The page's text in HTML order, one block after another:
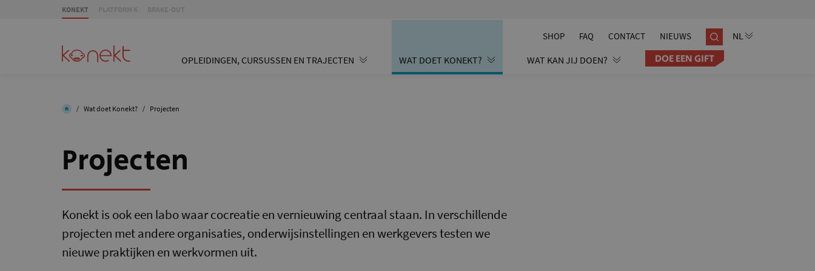
KONEKT
SHOP FAQ CONTACT NIEUWS
OPLEIDINGEN, CURSUSSEN EN TRAJECTEN WAT DOET KONEKT? WAT KAN JIJ DOEN? DOE EEN GIFT
/ Wat doet Konekt? / Projecten
Projecten
Konekt is ook een labo waar cocreatie en vernieuwing centraal staan. In verschillende
projecten met andere organisaties, onderwijsinstellingen en werkgevers testen we
nieuwe praktijken en werkvormen uit.